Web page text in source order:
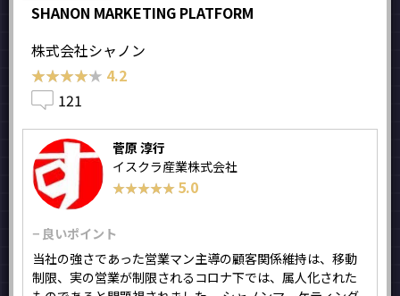
SHANON MARKETING PLATFORM
株式会社シャノン
★★★★★
★★★★★ 4.2
121
菅原 淳行
イスクラ産業株式会社
★★★★★
★★★★★ 5.0
− 良いポイント
当社の強さであった営業マン主導の顧客関係維持は、移動
制限、実の営業が制限されるコロナ下では、属人化された